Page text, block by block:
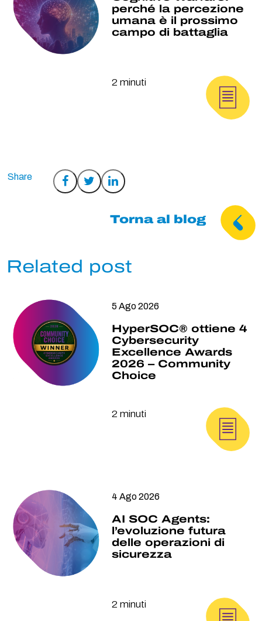
perché la percezione
umana è il prossimo
campo di battaglia
2 minuti
Condividi
CondividiCondividi
Torna al blog
Related post
5 Ago 2026
HyperSOC® ottiene 4
Cybersecurity
Excellence Awards
2026 – Community
Choice
2 minuti
4 Ago 2026
AI SOC Agents:
l’evoluzione futura
delle operazioni di
sicurezza
2 minuti